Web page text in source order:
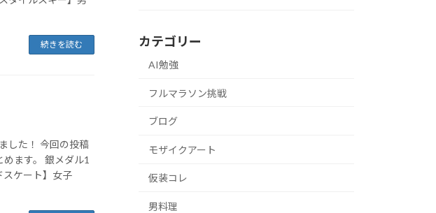
続きを読む
した！ 今回の投稿
ます。 銀メダル1
ケート】女子
カテゴリー
AI勉強
フルマラソン挑戦
ブログ
モザイクアート
仮装コレ
男料理